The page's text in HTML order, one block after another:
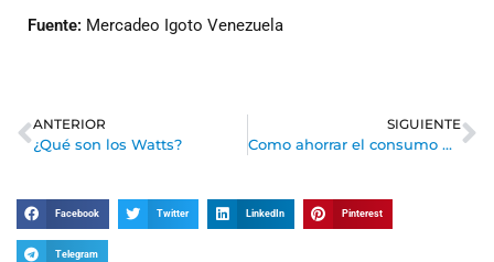
Fuente: Mercadeo Igoto Venezuela
ANTERIOR
¿Qué son los Watts?
SIGUIENTE
Como ahorrar el consumo de energía eléctrica en el hogar
Facebook Twitter LinkedIn Pinterest
Telegram